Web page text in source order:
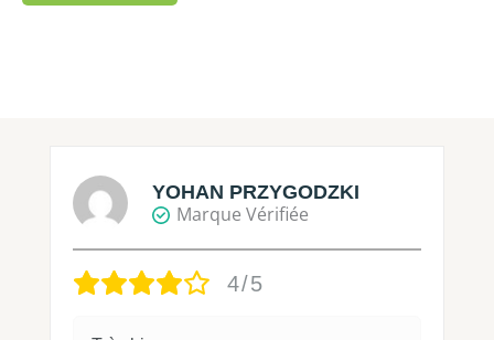
YOHAN PRZYGODZKI
Marque Vérifiée
4/5